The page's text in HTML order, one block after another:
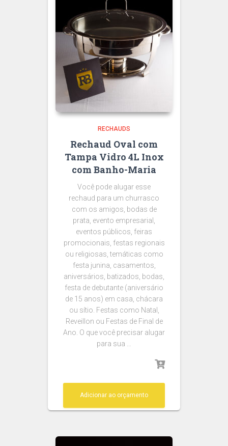
RECHAUDS
Rechaud Oval com
Tampa Vidro 4L Inox
com Banho-Maria
Você pode alugar esse
rechaud para um churrasco
com os amigos, bodas de
prata, evento empresarial,
eventos públicos, feiras
promocionais, festas regionais
ou religiosas, temáticas como
festa junina, casamentos,
aniversários, batizados, bodas,
festa de debutante (aniversário
de 15 anos) em casa, chácara
ou sítio. Festas como Natal,
Reveillon ou Festas de Final de
Ano. O que você precisar alugar
para sua …
Adicionar ao orçamento